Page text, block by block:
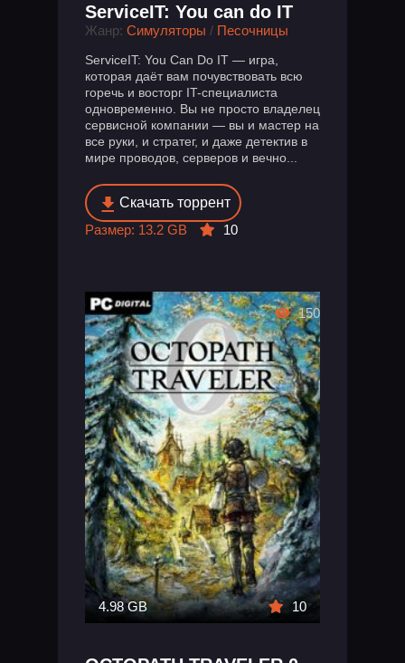
ServiceIT: You can do IT
Жанр: Симуляторы / Песочницы
ServiceIT: You Can Do IT — игра,
которая даёт вам почувствовать всю
горечь и восторг IT-специалиста
одновременно. Вы не просто владелец
сервисной компании — вы и мастер на
все руки, и стратег, и даже детектив в
мире проводов, серверов и вечно...
Скачать торрент
Размер: 13.2 GB
10
4.98 GB 10
150